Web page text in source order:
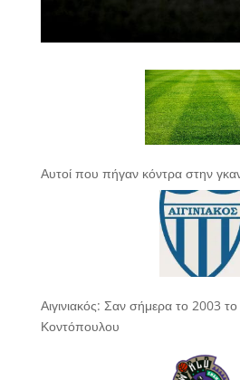
Αυτοί που πήγαν κόντρα στην
Αιγινιακός: Σαν σήμερα το 2003
Κοντόπουλου